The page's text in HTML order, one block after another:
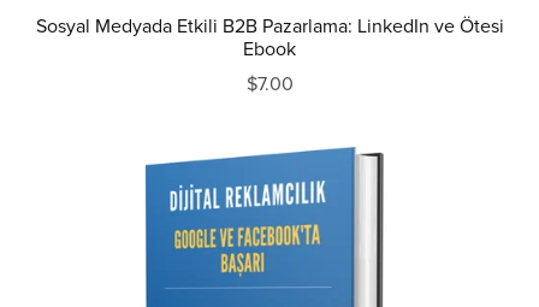
Sosyal Medyada Etkili B2B Pazarlama: LinkedIn ve Ötesi
Ebook
$7.00